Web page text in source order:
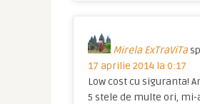
Mirela ExTraViTa
17 aprilie 2014 la 0:17
Low cost cu siguranta!
5 stele de multe ori, mi-